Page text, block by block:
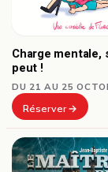
Charge mentale,
peut !
DU 21 AU 25
Réserver